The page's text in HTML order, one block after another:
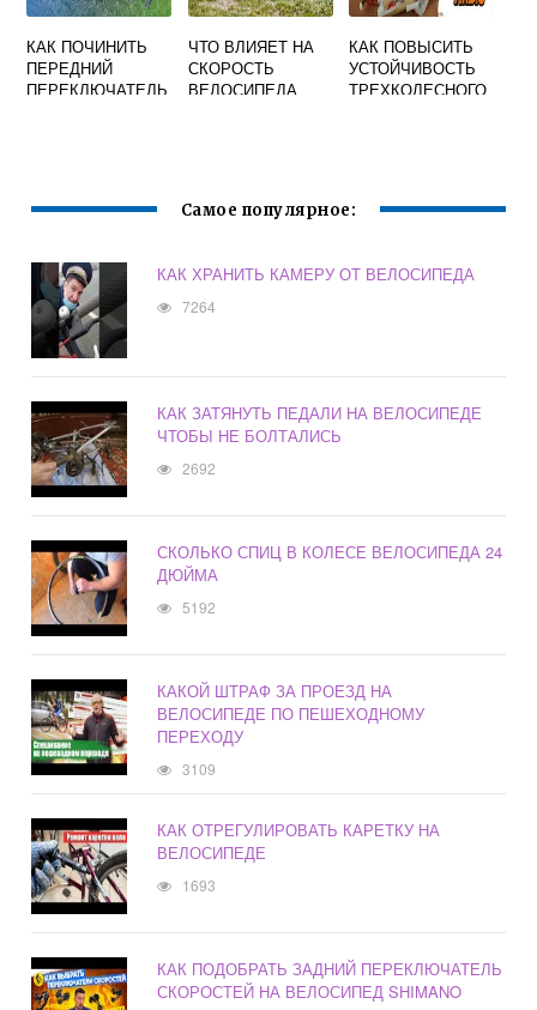
КАК ПОЧИНИТЬ
ПЕРЕДНИЙ
ПЕРЕКЛЮЧАТЕЛЬ
ЧТО ВЛИЯЕТ НА
СКОРОСТЬ
ВЕЛОСИПЕДА
КАК ПОВЫСИТЬ
УСТОЙЧИВОСТЬ
ТРЕХКОЛЕСНОГО
Самое популярное:
КАК ХРАНИТЬ КАМЕРУ ОТ ВЕЛОСИПЕДА
7264
КАК ЗАТЯНУТЬ ПЕДАЛИ НА ВЕЛОСИПЕДЕ
ЧТОБЫ НЕ БОЛТАЛИСЬ
2692
СКОЛЬКО СПИЦ В КОЛЕСЕ ВЕЛОСИПЕДА 24
ДЮЙМА
5192
КАКОЙ ШТРАФ ЗА ПРОЕЗД НА
ВЕЛОСИПЕДЕ ПО ПЕШЕХОДНОМУ
ПЕРЕХОДУ
3109
КАК ОТРЕГУЛИРОВАТЬ КАРЕТКУ НА
ВЕЛОСИПЕДЕ
1693
КАК ПОДОБРАТЬ ЗАДНИЙ ПЕРЕКЛЮЧАТЕЛЬ
СКОРОСТЕЙ НА ВЕЛОСИПЕД SHIMANO